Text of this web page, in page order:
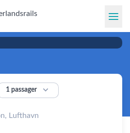
1 passager 